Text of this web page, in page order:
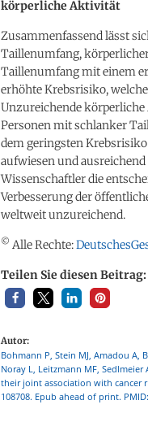
körperliche Aktivität
Zusammenfassend lässt
Taillenumfang,
Taillenumfang mit einem
erhöhte Krebsrisiko,
Unzureichende
Personen mit schlanker
dem geringsten
aufwiesen und
Wissenschaftler die
Verbesserung der
weltweit unzureichend.
© Alle Rechte:
Teilen Sie diesen Beitrag:
Autor:
Bohmann P, Stein MJ, Amadou A,
Noray L, Leitzmann MF,
their joint association with cancer
108708. Epub ahead of print.